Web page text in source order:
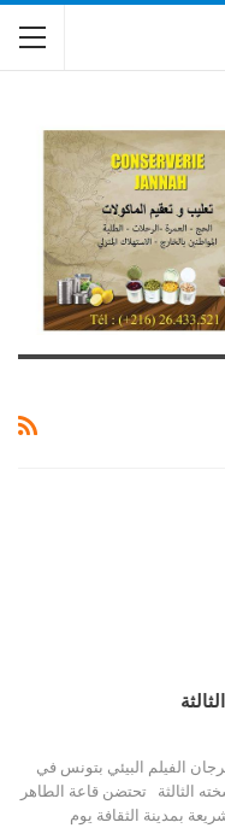
الفيلم البيئي بتونس في
الثالثة تحتضن قاعة الطاهر
بمدينة الثقافة يوم